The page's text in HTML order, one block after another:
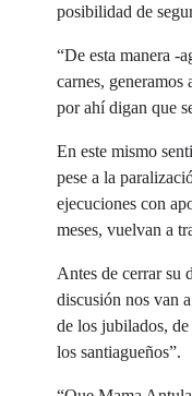
posibilidad de
“De esta manera -
carnes,
por ahí digan que
En este mismo
pese a la
ejecuciones con
meses, vuelvan a
Antes de cerrar su
discusión nos van
de los jubilados,
los santiagueños”.